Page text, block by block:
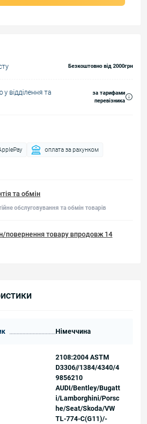
Безкоштовно від 2000грн
відділення та
за тарифами
перевізника
оплата за рахунком
та обмін
обслуговування та обмін товарів
повернення товару впродовж 14
Німеччина
2108:2004 ASTM
D3306//1384/4340/4
9856210
AUDI/Bentley/Bugatt
i/Lamborghini/Porsc
he/Seat/Skoda/VW
TL-774-C(G11)/-